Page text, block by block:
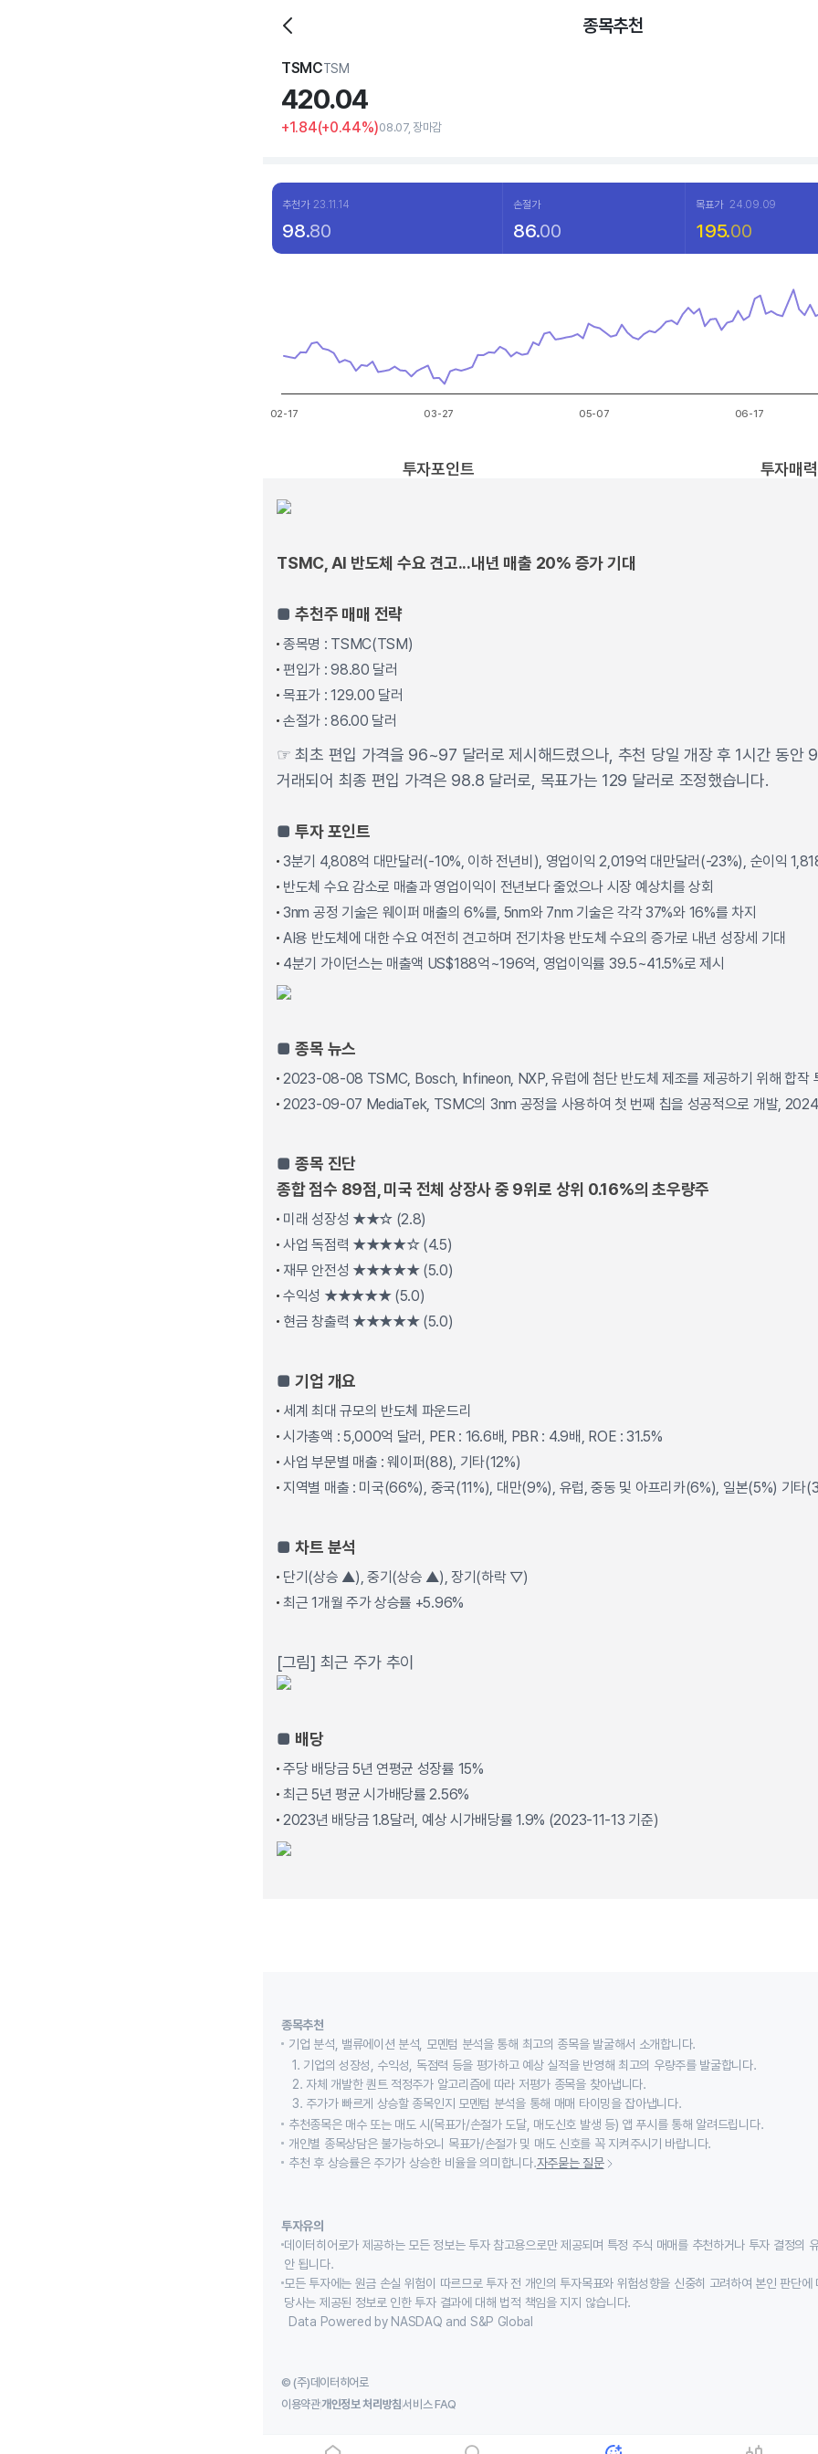
종목추천
TSMCTSM
420.04
+1.84(+0.44%)08.07, 장마감
추천가 23.11.14 손절가 목표가 24.09.09
98.80 86.00 195.00
The chart has 1 Y axis displaying values. Data ranges from 316.5 to 477.57.
02-17 03-27 05-07 06-17
투자포인트 투자매력
TSMC, AI 반도체 수요 견고...내년 매출 20% 증가 기대
■추천주 매매 전략
종목명 : TSMC(TSM)
편입가 : 98.80 달러
목표가 : 129.00 달러
손절가 : 86.00 달러
☞ 최초 편입 가격을 96~97 달러로 제시해드렸으나, 추천 당일 개장 후 1시간 동안
거래되어 최종 편입 가격은 98.8 달러로, 목표가는 129 달러로 조정했습니다.
■투자 포인트
3분기 4,808억 대만달러(-10%, 이하 전년비), 영업이익 2,019억 대만달러(-23%), 순이익
반도체 수요 감소로 매출과 영업이익이 전년보다 줄었으나 시장 예상치를 상회
3nm 공정 기술은 웨이퍼 매출의 6%를, 5nm와 7nm 기술은 각각 37%와 16%를 차지
AI용 반도체에 대한 수요 여전히 견고하며 전기차용 반도체 수요의 증가로 내년 성장세 기대
4분기 가이던스는 매출액 US$188억~196억, 영업이익률 39.5~41.5%로 제시
■종목 뉴스
2023-08-08 TSMC, Bosch, Infineon, NXP, 유럽에 첨단 반도체 제조를 제공하기 위해 합작
2023-09-07 MediaTek, TSMC의 3nm 공정을 사용하여 첫 번째 칩을 성공적으로 개발, 2024
■종목 진단
종합 점수 89점, 미국 전체 상장사 중 9위로 상위 0.16%의 초우량주
미래 성장성 ★★☆ (2.8)
사업 독점력 ★★★★☆ (4.5)
재무 안전성 ★★★★★ (5.0)
수익성 ★★★★★ (5.0)
현금 창출력 ★★★★★ (5.0)
■기업 개요
세계 최대 규모의 반도체 파운드리
시가총액 : 5,000억 달러, PER : 16.6배, PBR : 4.9배, ROE : 31.5%
사업 부문별 매출 : 웨이퍼(88), 기타(12%)
지역별 매출 : 미국(66%), 중국(11%), 대만(9%), 유럽, 중동 및 아프리카(6%), 일본(5%) 기타
■차트 분석
단기(상승 ▲), 중기(상승 ▲), 장기(하락 ▽)
최근 1개월 주가 상승률 +5.96%
[그림] 최근 주가 추이
■ 배당
주당 배당금 5년 연평균 성장률 15%
최근 5년 평균 시가배당률 2.56%
2023년 배당금 1.8달러, 예상 시가배당률 1.9% (2023-11-13 기준)
종목추천
기업 분석, 밸류에이션 분석, 모멘텀 분석을 통해 최고의 종목을 발굴해서 소개합니다.
1. 기업의 성장성, 수익성, 독점력 등을 평가하고 예상 실적을 반영해 최고의 우량주를 발굴합니다.
2. 자체 개발한 퀀트 적정주가 알고리즘에 따라 저평가 종목을 찾아냅니다.
3. 주가가 빠르게 상승할 종목인지 모멘텀 분석을 통해 매매 타이밍을 잡아냅니다.
추천종목은 매수 또는 매도 시(목표가/손절가 도달, 매도신호 발생 등) 앱 푸시를 통해 알려드립니다.
개인별 종목상담은 불가능하오니 목표가/손절가 및 매도 신호를 꼭 지켜주시기 바랍니다.
추천 후 상승률은 주가가 상승한 비율을 의미합니다.자주묻는 질문
투자유의
데이터히어로가 제공하는 모든 정보는 투자 참고용으로만 제공되며 특정 주식 매매를 추천하거나 투자 결정의
안 됩니다.
모든 투자에는 원금 손실 위험이 따르므로 투자 전 개인의 투자목표와 위험성향을 신중히 고려하여 본인 판단에
당사는 제공된 정보로 인한 투자 결과에 대해 법적 책임을 지지 않습니다.
Data Powered by NASDAQ and S&P Global
© (주)데이터히어로
이용약관개인정보 처리방침서비스 FAQ